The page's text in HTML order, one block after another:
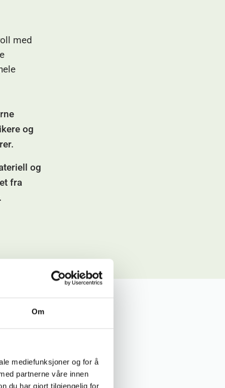
Om
mediefunksjoner og for å
partnerne våre innen
du har gjort tilgjengelig for
med
og
og
fra